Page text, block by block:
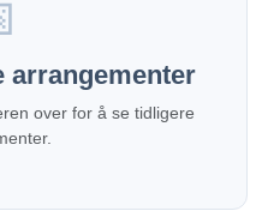
arrangementer
over for å se tidligere